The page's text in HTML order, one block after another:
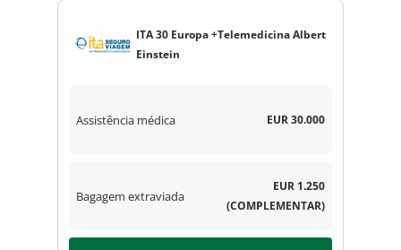
ITA 30 Europa +Telemedicina Albert
Einstein
Assistência médica EUR 30.000
Bagagem extraviada
EUR 1.250
(COMPLEMENTAR)